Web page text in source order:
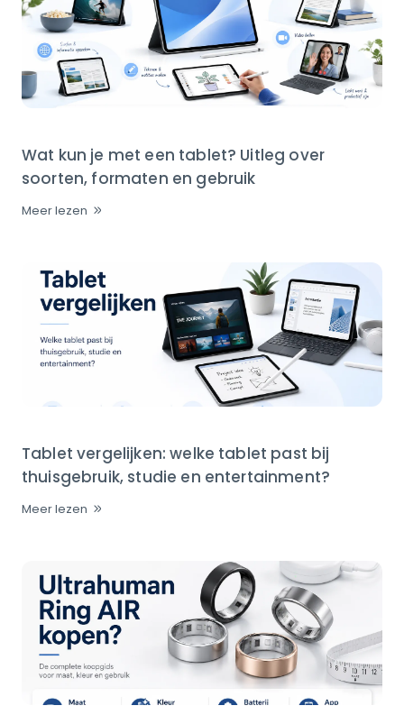
Wat kun je met een tablet? Uitleg over
soorten, formaten en gebruik
Meer lezen
Tablet vergelijken: welke tablet past bij
thuisgebruik, studie en entertainment?
Meer lezen